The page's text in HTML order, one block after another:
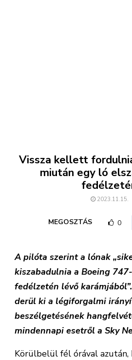
Vissza kellett
miután egy ló
2023.11.15.
MEGOSZTÁS 0
A pilóta szerint a lónak
kiszabadulnia a Boeing
fedélzetén lévő
derül ki a légiforgalmi
beszélgetésének
mindennapi esetről a Sky
Körülbelül fél órával azután,